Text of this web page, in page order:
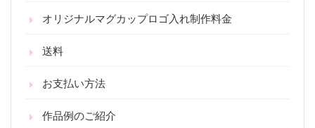
オリジナルマグカップロゴ入れ制作料金
送料
お支払い方法
作品例のご紹介